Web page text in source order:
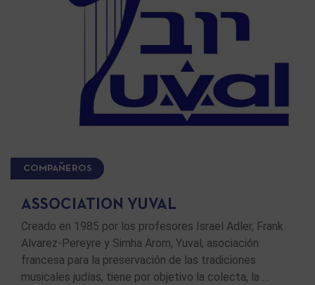
COMPAÑEROS
ASSOCIATION YUVAL
Creado en 1985 por los profesores Israel Adler, Frank
Alvarez-Pereyre y Simha Arom, Yuval, asociación
francesa para la preservación de las tradiciones
musicales judías, tiene por objetivo la colecta, la …